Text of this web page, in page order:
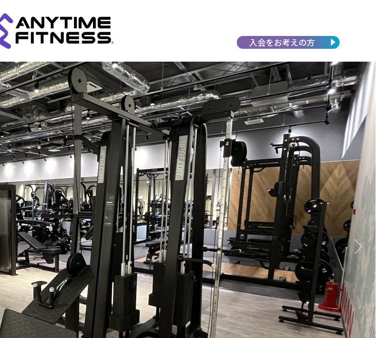
入会をお考えの方